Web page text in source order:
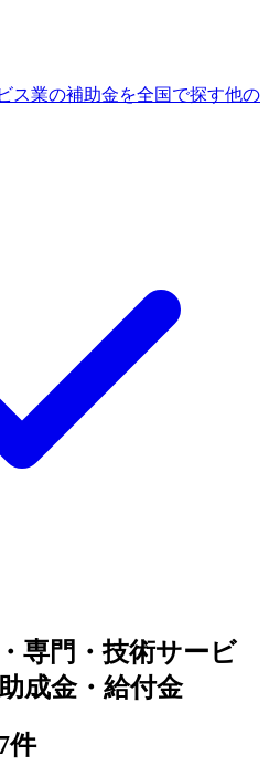
ス業の補助金を全国で探す他の
専門・技術サービ
成金・給付金
件